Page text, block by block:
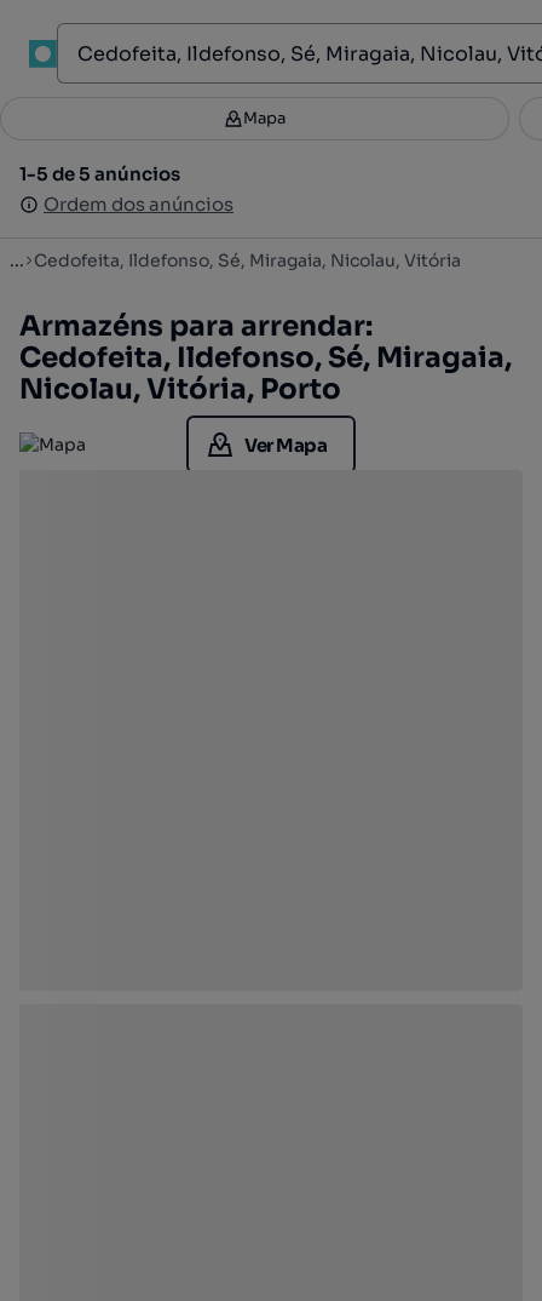
Filtros 3
1-5 de 5 anúncios
Ordem dos anúncios
Mapa
1-5 de 5 anúncios
Ordem dos anúncios
... Cedofeita, Ildefonso, Sé, Miragaia, Nicolau, Vitória
Armazéns para arrendar:
Cedofeita, Ildefonso, Sé, Miragaia,
Nicolau, Vitória, Porto
Ver Mapa